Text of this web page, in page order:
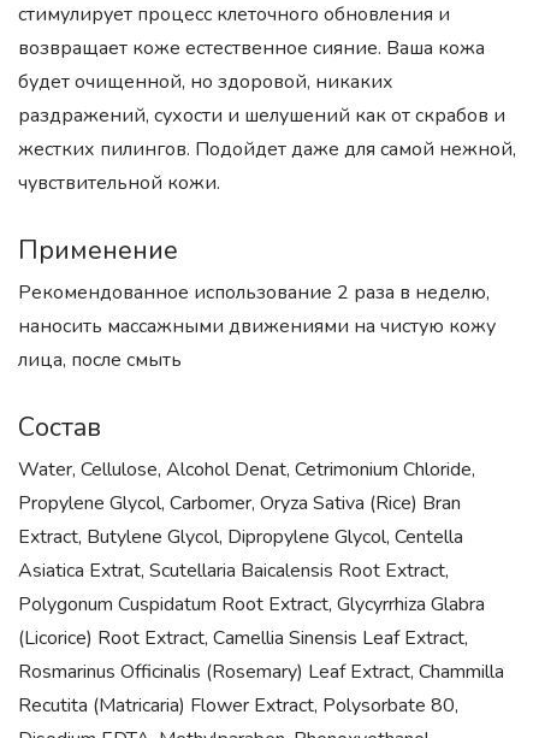
стимулирует процесс клеточного обновления и
возвращает коже естественное сияние. Ваша кожа
будет очищенной, но здоровой, никаких
раздражений, сухости и шелушений как от скрабов и
жестких пилингов. Подойдет даже для самой нежной,
чувствительной кожи.
Применение
Рекомендованное использование 2 раза в неделю,
наносить массажными движениями на чистую кожу
лица, после смыть
Состав
Water, Cellulose, Alcohol Denat, Cetrimonium Chloride,
Propylene Glycol, Carbomer, Oryza Sativa (Rice) Bran
Extract, Butylene Glycol, Dipropylene Glycol, Centella
Asiatica Extrat, Scutellaria Baicalensis Root Extract,
Polygonum Cuspidatum Root Extract, Glycyrrhiza Glabra
(Licorice) Root Extract, Camellia Sinensis Leaf Extract,
Rosmarinus Officinalis (Rosemary) Leaf Extract, Chammilla
Recutita (Matricaria) Flower Extract, Polysorbate 80,